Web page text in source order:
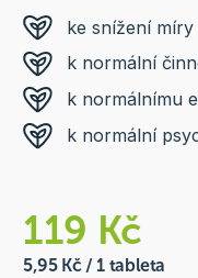
ke snížení
k normální
k normálnímu
k normální
119 Kč
5,95 Kč / 1 tableta